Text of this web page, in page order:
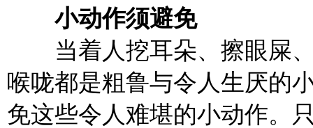
小动作须避免
当着人挖耳朵、擦眼屎、
喉咙都是粗鲁与令人生厌的
免这些令人难堪的小动作。